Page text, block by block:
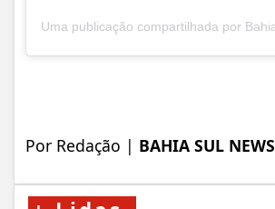
Por Redação | BAHIA SUL NEWS